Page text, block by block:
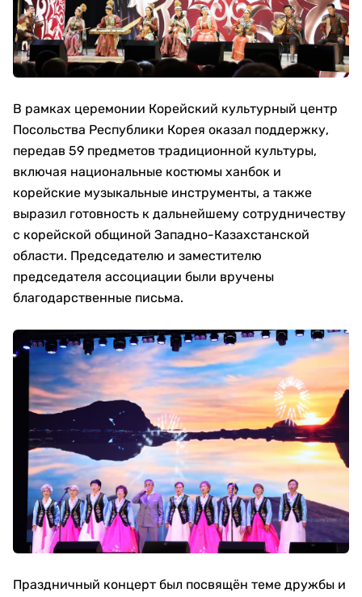
В рамках церемонии Корейский культурный центр
Посольства Республики Корея оказал поддержку,
передав 59 предметов традиционной культуры,
включая национальные костюмы ханбок и
корейские музыкальные инструменты, а также
выразил готовность к дальнейшему сотрудничеству
с корейской общиной Западно-Казахстанской
области. Председателю и заместителю
председателя ассоциации были вручены
благодарственные письма.
Праздничный концерт был посвящён теме дружбы и